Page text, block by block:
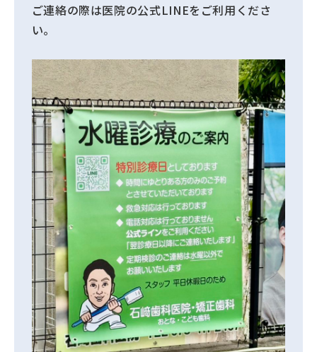
ご連絡の際は医院の公式LINEをご利用くださ
い。